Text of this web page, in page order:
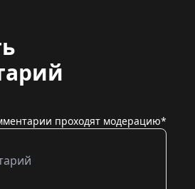
проходят модерацию*